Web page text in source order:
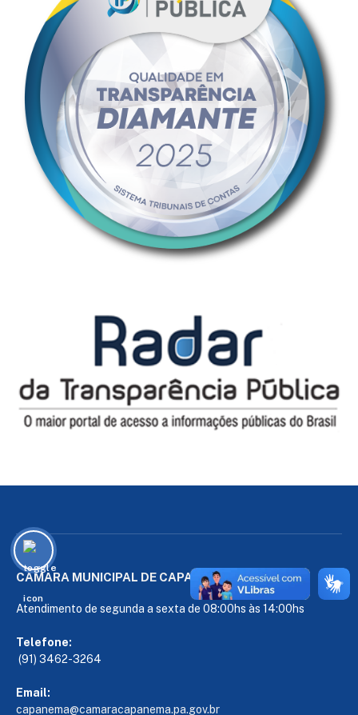
CÂMARA MUNICIPAL DE CAPANEMA
Atendimento de segunda a sexta de 08:00hs às 14:00hs
Telefone:
(91) 3462-3264
Email:
capanema@camaracapanema.pa.gov.br